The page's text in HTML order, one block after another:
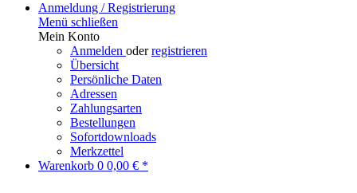
Anmeldung / Registrierung
Menü schließen
Mein Konto
Anmelden oderregistrieren
Übersicht
Persönliche Daten
Adressen
Zahlungsarten
Bestellungen
Sofortdownloads
Merkzettel
Warenkorb 0 0,00 € *